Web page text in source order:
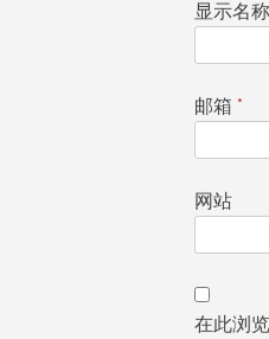
显示名称
邮箱 *
网站
在此浏